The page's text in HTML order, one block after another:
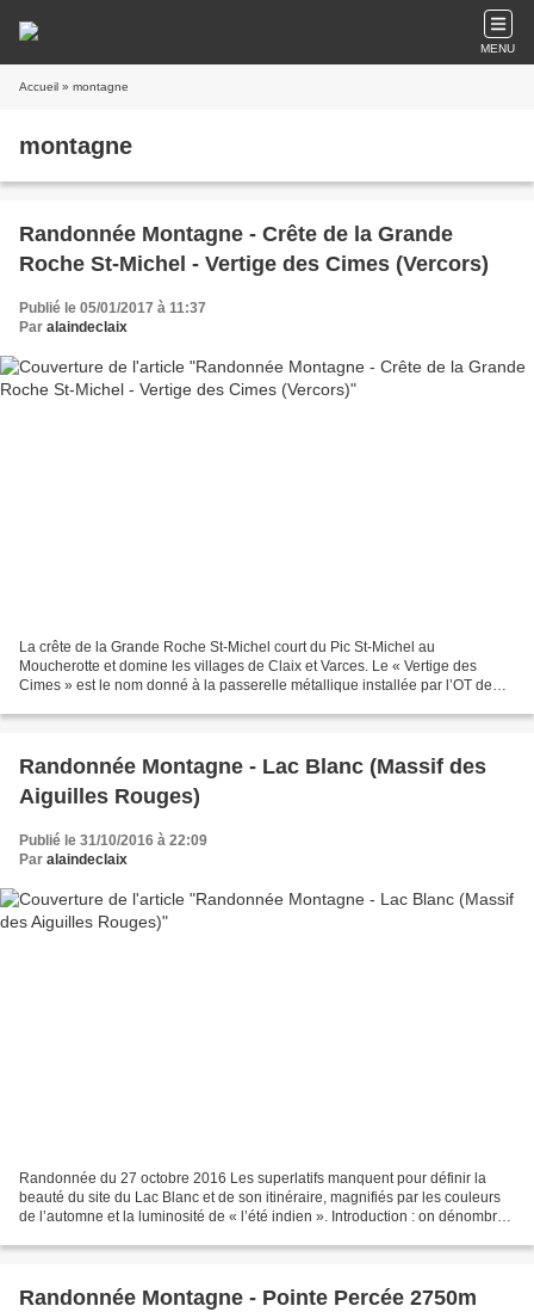
MENU
Accueil » montagne
montagne
Randonnée Montagne - Crête de la Grande
Roche St-Michel - Vertige des Cimes (Vercors)
Publié le 05/01/2017 à 11:37
Par alaindeclaix
La crête de la Grande Roche St-Michel court du Pic St-Michel au
Moucherotte et domine les villages de Claix et Varces. Le « Vertige des
Cimes » est le nom donné à la passerelle métallique installée par l’OT de
Randonnée Montagne - Lac Blanc (Massif des
Aiguilles Rouges)
Publié le 31/10/2016 à 22:09
Par alaindeclaix
Randonnée du 27 octobre 2016 Les superlatifs manquent pour définir la
beauté du site du Lac Blanc et de son itinéraire, magnifiés par les couleurs
de l’automne et la luminosité de « l’été indien ». Introduction : on dénombre
Randonnée Montagne - Pointe Percée 2750m